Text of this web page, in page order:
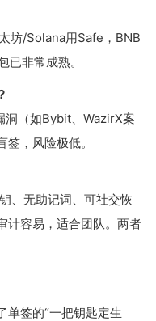
坊/Solana用Safe，BNB
非常成熟。
洞（如Bybit、WazirX案
，风险极低。
、无助记词、可社交恢
计容易，适合团队。两者
签的“一把钥匙定生